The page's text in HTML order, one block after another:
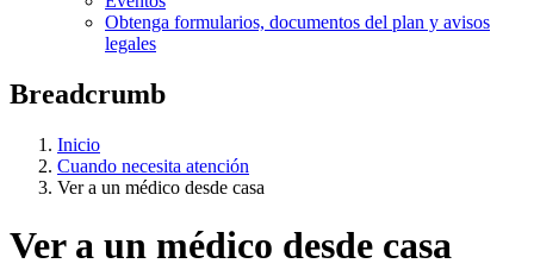
Obtenga formularios, documentos del plan y avisos
legales
Breadcrumb
Inicio
Cuando necesita atención
Ver a un médico desde casa
Ver a un médico desde casa